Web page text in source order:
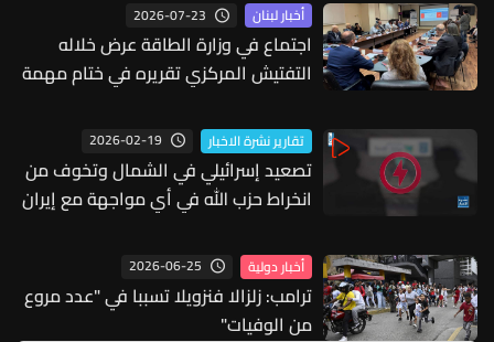
أخبار لبنان 2026-07-23
اجتماع في وزارة الطاقة عرض خلاله
التفتيش المركزي تقريره في ختام مهمة
مياه بيروت ضمن مشروع RAP
تقارير نشرة الاخبار 2026-02-19
تصعيد إسرائيلي في الشمال وتخوف من
انخراط حزب الله في أي مواجهة مع إيران
أخبار دولية 2026-06-25
ترامب: زلزالا فنزويلا تسببا في "عدد مروع
من الوفيات"